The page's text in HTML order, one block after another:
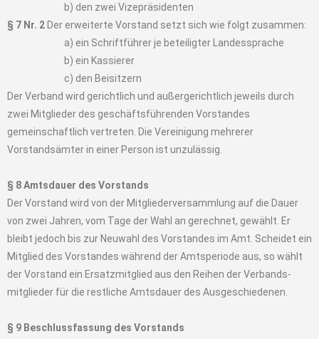
b) den zwei Vizepräsidenten
§ 7 Nr. 2 Der erweiterte Vorstand setzt sich wie folgt zusammen:
a) ein Schriftführer je beteiligter Landessprache
b) ein Kassierer
c) den Beisitzern
Der Verband wird gerichtlich und außergerichtlich jeweils durch
zwei Mitglieder des geschäftsführenden Vorstandes
gemeinschaftlich vertreten. Die Vereinigung mehrerer
Vorstandsämter in einer Person ist unzulässig.
§ 8 Amtsdauer des Vorstands
Der Vorstand wird von der Mitgliederversammlung auf die Dauer
von zwei Jahren, vom Tage der Wahl an gerechnet, gewählt. Er
bleibt jedoch bis zur Neuwahl des Vorstandes im Amt. Scheidet ein
Mitglied des Vorstandes während der Amtsperiode aus, so wählt
der Vorstand ein Ersatzmitglied aus den Reihen der Verbands-
mitglieder für die restliche Amtsdauer des Ausgeschiedenen.
§ 9 Beschlussfassung des Vorstands